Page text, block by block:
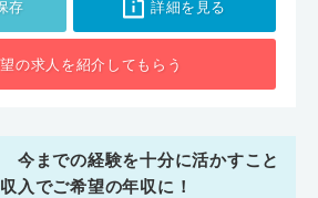
存 詳細を見る
の求人を紹介してもらう
今までの経験を十分に活かすこと
入でご希望の年収に！